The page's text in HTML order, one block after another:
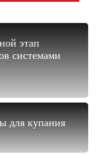
этап
системами
для купания